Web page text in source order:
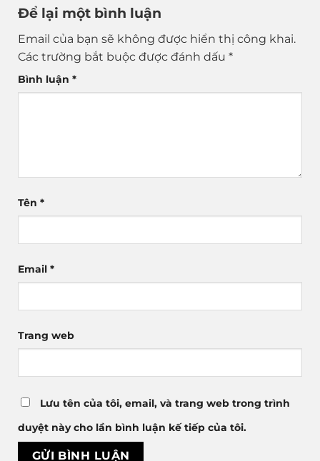
Để lại một bình luận
Email của bạn sẽ không được hiển thị công khai.
Các trường bắt buộc được đánh dấu *
Bình luận *
Tên *
Email *
Trang web
Lưu tên của tôi, email, và trang web trong trình
duyệt này cho lần bình luận kế tiếp của tôi.